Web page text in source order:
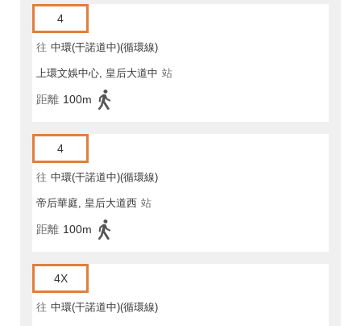
4
往 中環(干諾道中)(循環線)
上環文娛中心, 皇后大道中 站
距離 100m
4
往 中環(干諾道中)(循環線)
帝后華庭, 皇后大道西 站
距離 100m
4X
往 中環(干諾道中)(循環線)